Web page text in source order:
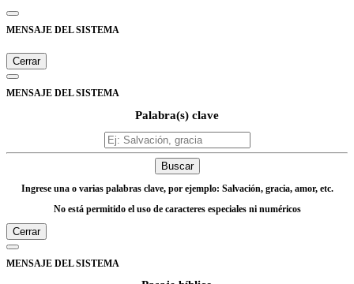
MENSAJE DEL SISTEMA
Cerrar
MENSAJE DEL SISTEMA
Palabra(s) clave
Buscar
Ingrese una o varias palabras clave, por ejemplo: Salvación, gracia, amor, etc.
No está permitido el uso de caracteres especiales ni numéricos
Cerrar
MENSAJE DEL SISTEMA